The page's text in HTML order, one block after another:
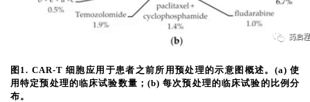
图1. CAR-T 细胞应用于患者之前所用预处理的示意图概述。(a) 使
用特定预处理的临床试验数量；(b) 每次预处理的临床试验的比例分
布。